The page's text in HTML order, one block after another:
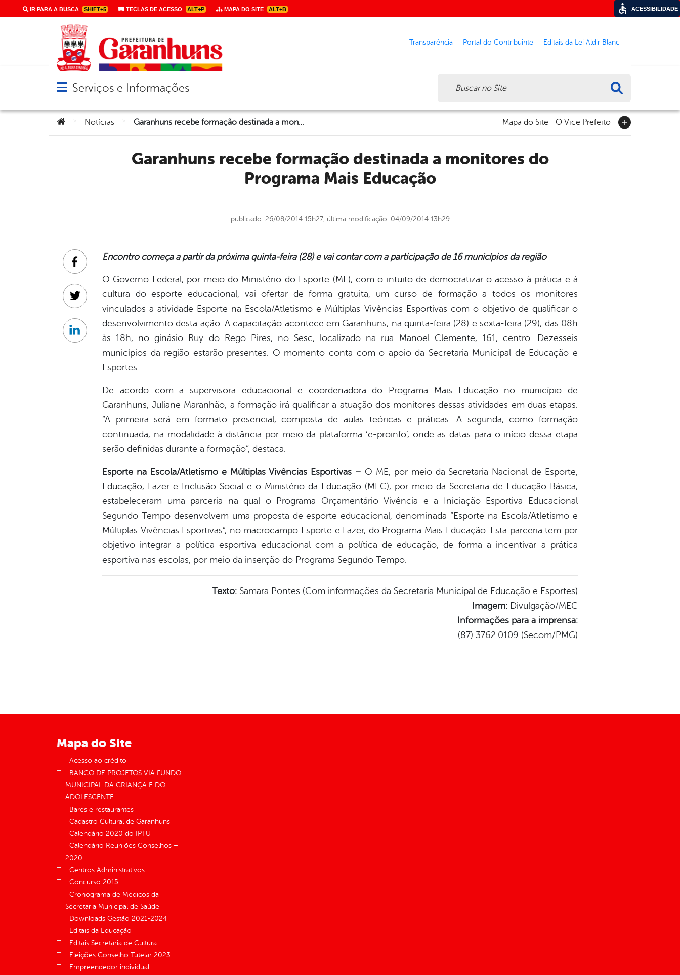
IR PARA A BUSCA SHIFT+5 TECLAS DE ACESSO ALT+P MAPA DO SITE ALT+B
Transparência Portal do Contribuinte Editais da Lei Aldir Blanc
Abrir menu principal de navegação
Serviços e Informações
Você está aqui:
Notícias Garanhuns recebe formação destinada a monitores do Programa Mais Educação Mapa do Site O Vice Prefeito
Garanhuns recebe formação destinada a monitores do
Programa Mais Educação
publicado: 26/08/2014 15h27, última modificação: 04/09/2014 13h29
Encontro começa a partir da próxima quinta-feira (28) e vai contar com a participação de 16 municípios da região
O Governo Federal, por meio do Ministério do Esporte (ME), com o intuito de democratizar o acesso à prática e à
cultura do esporte educacional, vai ofertar de forma gratuita, um curso de formação a todos os monitores
vinculados a atividade Esporte na Escola/Atletismo e Múltiplas Vivências Esportivas com o objetivo de qualificar o
desenvolvimento desta ação. A capacitação acontece em Garanhuns, na quinta-feira (28) e sexta-feira (29), das 08h
às 18h, no ginásio Ruy do Rego Pires, no Sesc, localizado na rua Manoel Clemente, 161, centro. Dezesseis
municípios da região estarão presentes. O momento conta com o apoio da Secretaria Municipal de Educação e
Esportes.
De acordo com a supervisora educacional e coordenadora do Programa Mais Educação no município de
Garanhuns, Juliane Maranhão, a formação irá qualificar a atuação dos monitores dessas atividades em duas etapas.
“A primeira será em formato presencial, composta de aulas teóricas e práticas. A segunda, como formação
continuada, na modalidade à distância por meio da plataforma ‘e-proinfo’, onde as datas para o início dessa etapa
serão definidas durante a formação”, destaca.
Esporte na Escola/Atletismo e Múltiplas Vivências Esportivas – O ME, por meio da Secretaria Nacional de Esporte,
Educação, Lazer e Inclusão Social e o Ministério da Educação (MEC), por meio da Secretaria de Educação Básica,
estabeleceram uma parceria na qual o Programa Orçamentário Vivência e a Iniciação Esportiva Educacional
Segundo Tempo desenvolvem uma proposta de esporte educacional, denominada “Esporte na Escola/Atletismo e
Múltiplas Vivências Esportivas”, no macrocampo Esporte e Lazer, do Programa Mais Educação. Esta parceria tem por
objetivo integrar a política esportiva educacional com a política de educação, de forma a incentivar a prática
esportiva nas escolas, por meio da inserção do Programa Segundo Tempo.
Texto: Samara Pontes (Com informações da Secretaria Municipal de Educação e Esportes)
Imagem: Divulgação/MEC
Informações para a imprensa:
(87) 3762.0109 (Secom/PMG)
Facebook
Twitter
Linkedin
Mapa do Site
Acesso ao crédito
BANCO DE PROJETOS VIA FUNDO
MUNICIPAL DA CRIANÇA E DO
ADOLESCENTE
Bares e restaurantes
Cadastro Cultural de Garanhuns
Calendário 2020 do IPTU
Calendário Reuniões Conselhos –
2020
Centros Administrativos
Concurso 2015
Cronograma de Médicos da
Secretaria Municipal de Saúde
Downloads Gestão 2021-2024
Editais da Educação
Editais Secretaria de Cultura
Eleições Conselho Tutelar 2023
Empreendedor individual
ACESSIBILIDADE